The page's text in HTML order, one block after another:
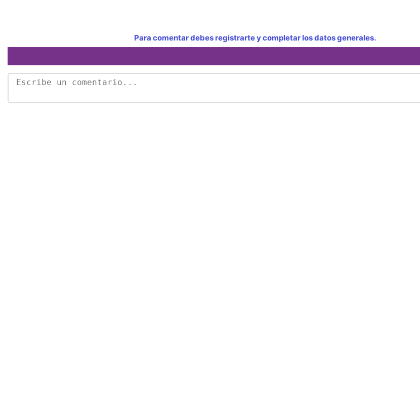
Para comentar debes registrarte y completar los datos generales.